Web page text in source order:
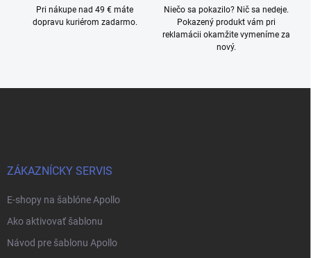
Pri nákupe nad 49 € máte
dopravu kuriérom zadarmo.
Niečo sa pokazilo? Nič sa nedeje.
Pokazený produkt vám pri
reklamácii okamžite vymeníme za
nový.
ZÁKAZNÍCKY SERVIS
E-shopy na šablóne Apollo
Ako aktivovať šablonu
Návod pre šablonu Apollo